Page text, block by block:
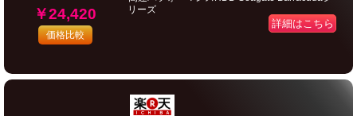
￥24,420
価格比較
リーズ
詳細はこちら